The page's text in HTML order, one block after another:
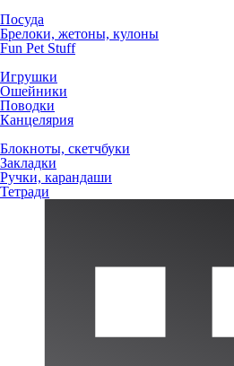
Посуда
Брелоки, жетоны, кулоны
Fun Pet Stuff
Игрушки
Ошейники
Поводки
Канцелярия
Блокноты, скетчбуки
Закладки
Ручки, карандаши
Тетради